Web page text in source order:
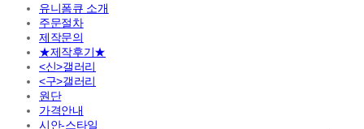
유니폼큐 소개
주문절차
제작문의
★제작후기★
<신>갤러리
<구>갤러리
원단
가격안내
시안-스타일